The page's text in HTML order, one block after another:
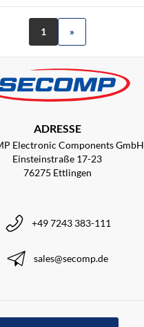
1 »
ADRESSE
Electronic Components GmbH
Einsteinstraße 17-23
76275 Ettlingen
+49 7243 383-111
sales@secomp.de